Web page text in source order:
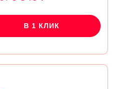
В 1 КЛИК